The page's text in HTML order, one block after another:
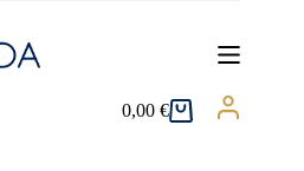
Carro
0,00€